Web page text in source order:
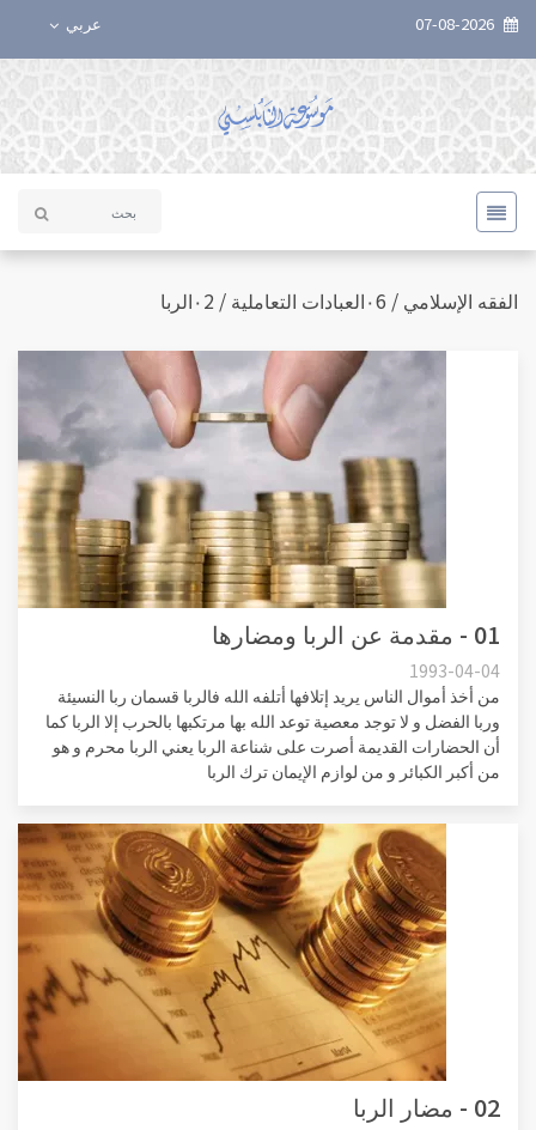
عربي
الفقه الإسلامي / ٠6العبادات التعاملية / ٠2الربا
01 - مقدمة عن الربا ومضارها
1993-04-04
من أخذ أموال الناس يريد إتلافها أتلفه الله فالربا قسمان ربا النسيئة
وربا الفضل و لا توجد معصية توعد الله بها مرتكبها بالحرب إلا الربا كما
أن الحضارات القديمة أصرت على شناعة الربا يعني الربا محرم و هو
من أكبر الكبائر و من لوازم الإيمان ترك الربا
02 - مضار الربا